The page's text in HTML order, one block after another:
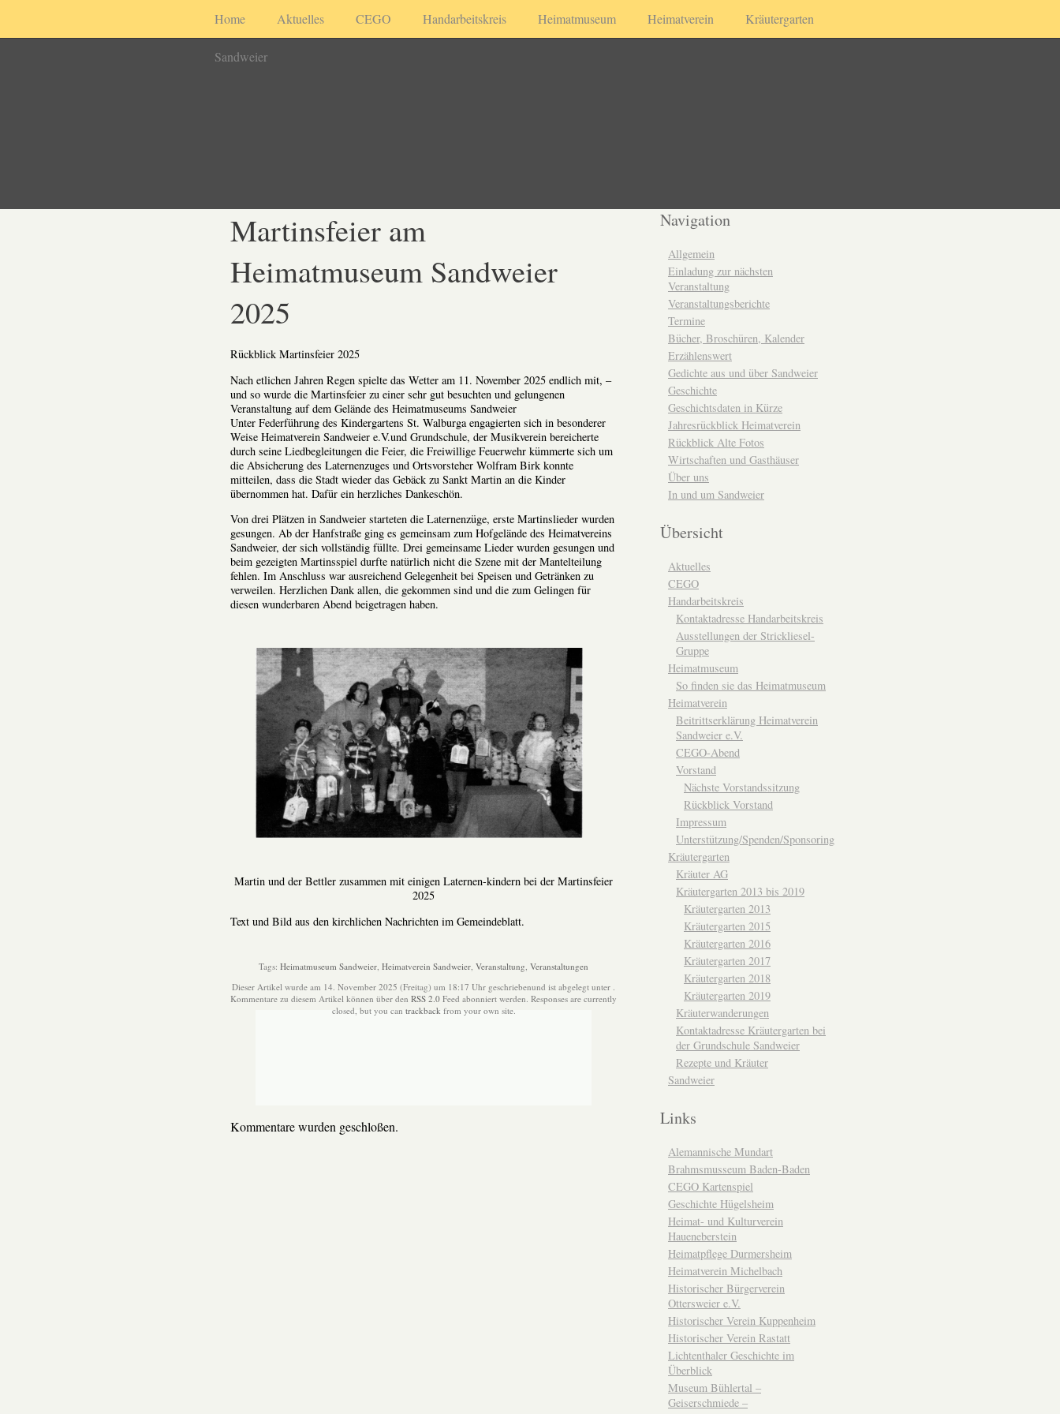
Home Aktuelles CEGO Handarbeitskreis Heimatmuseum Heimatverein Kräutergarten
Sandweier
Martinsfeier am
Heimatmuseum Sandweier
2025
Rückblick Martinsfeier 2025
Nach etlichen Jahren Regen spielte das Wetter am 11. November 2025 endlich mit, –
und so wurde die Martinsfeier zu einer sehr gut besuchten und gelungenen
Veranstaltung auf dem Gelände des Heimatmuseums Sandweier
Unter Federführung des Kindergartens St. Walburga engagierten sich in besonderer
Weise Heimatverein Sandweier e.V.und Grundschule, der Musikverein bereicherte
durch seine Liedbegleitungen die Feier, die Freiwillige Feuerwehr kümmerte sich um
die Absicherung des Laternenzuges und Ortsvorsteher Wolfram Birk konnte
mitteilen, dass die Stadt wieder das Gebäck zu Sankt Martin an die Kinder
übernommen hat. Dafür ein herzliches Dankeschön.
Von drei Plätzen in Sandweier starteten die Laternenzüge, erste Martinslieder wurden
gesungen. Ab der Hanfstraße ging es gemeinsam zum Hofgelände des Heimatvereins
Sandweier, der sich vollständig füllte. Drei gemeinsame Lieder wurden gesungen und
beim gezeigten Martinsspiel durfte natürlich nicht die Szene mit der Mantelteilung
fehlen. Im Anschluss war ausreichend Gelegenheit bei Speisen und Getränken zu
verweilen. Herzlichen Dank allen, die gekommen sind und die zum Gelingen für
diesen wunderbaren Abend beigetragen haben.
Martin und der Bettler zusammen mit einigen Laternen-kindern bei der Martinsfeier
2025
Text und Bild aus den kirchlichen Nachrichten im Gemeindeblatt.
Tags: Heimatmuseum Sandweier Heimatverein Sandweier Veranstaltung Veranstaltungen
Dieser Artikel wurde am 14. November 2025 (Freitag) um 18:17 Uhr geschriebenund ist abgelegt unter .
Kommentare zu diesem Artikel können über den RSS 2.0 Feed abonniert werden. Responses are currently
closed, but you can trackbackfrom your own site.
Kommentare wurden geschloßen.
Navigation
Allgemein
Einladung zur nächsten
Veranstaltung
Veranstaltungsberichte
Termine
Bücher, Broschüren, Kalender
Erzählenswert
Gedichte aus und über Sandweier
Geschichte
Geschichtsdaten in Kürze
Jahresrückblick Heimatverein
Rückblick Alte Fotos
Wirtschaften und Gasthäuser
Über uns
In und um Sandweier
Übersicht
Aktuelles
CEGO
Handarbeitskreis
Kontaktadresse Handarbeitskreis
Ausstellungen der Strickliesel-
Gruppe
Heimatmuseum
So finden sie das Heimatmuseum
Heimatverein
Beitrittserklärung Heimatverein
Sandweier e.V.
CEGO-Abend
Vorstand
Nächste Vorstandssitzung
Rückblick Vorstand
Impressum
Unterstützung/Spenden/Sponsoring
Kräutergarten
Kräuter AG
Kräutergarten 2013 bis 2019
Kräutergarten 2013
Kräutergarten 2015
Kräutergarten 2016
Kräutergarten 2017
Kräutergarten 2018
Kräutergarten 2019
Kräuterwanderungen
Kontaktadresse Kräutergarten bei
der Grundschule Sandweier
Rezepte und Kräuter
Sandweier
Links
Alemannische Mundart
Brahmsmusseum Baden-Baden
CEGO Kartenspiel
Geschichte Hügelsheim
Heimat- und Kulturverein
Haueneberstein
Heimatpflege Durmersheim
Heimatverein Michelbach
Historischer Bürgerverein
Ottersweier e.V.
Historischer Verein Kuppenheim
Historischer Verein Rastatt
Lichtenthaler Geschichte im
Überblick
Museum Bühlertal –
Geiserschmiede –